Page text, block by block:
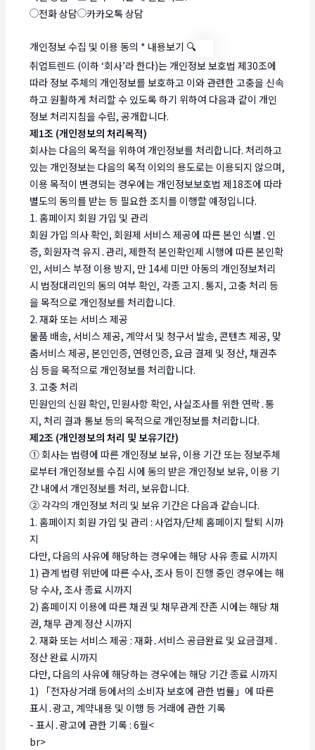
전화 상담
카카오톡 상담
개인정보 수집 및 이용 동의 * 내용보기 🔍
취업트렌드 (이하 ‘회사’라 한다)는 개인정보 보호법 제30조에
따라 정보 주체의 개인정보를 보호하고 이와 관련한 고충을 신속
하고 원활하게 처리할 수 있도록 하기 위하여 다음과 같이 개인
정보 처리지침을 수립, 공개합니다.
제1조 (개인정보의 처리목적)
회사는 다음의 목적을 위하여 개인정보를 처리합니다. 처리하고
있는 개인정보는 다음의 목적 이외의 용도로는 이용되지 않으며,
이용 목적이 변경되는 경우에는 개인정보보호법 제18조에 따라
별도의 동의를 받는 등 필요한 조치를 이행할 예정입니다.
1. 홈페이지 회원 가입 및 관리
회원 가입 의사 확인, 회원제 서비스 제공에 따른 본인 식별․인
증, 회원자격 유지․관리, 제한적 본인확인제 시행에 따른 본인확
인, 서비스 부정 이용 방지, 만 14세 미만 아동의 개인정보처리
시 법정대리인의 동의 여부 확인, 각종 고지․통지, 고충 처리 등
을 목적으로 개인정보를 처리합니다.
2. 재화 또는 서비스 제공
물품 배송, 서비스 제공, 계약서 및 청구서 발송, 콘텐츠 제공, 맞
춤서비스 제공, 본인인증, 연령인증, 요금 결제 및 정산, 채권추
심 등을 목적으로 개인정보를 처리합니다.
3. 고충 처리
민원인의 신원 확인, 민원사항 확인, 사실조사를 위한 연락․통
지, 처리 결과 통보 등의 목적으로 개인정보를 처리합니다.
제2조 (개인정보의 처리 및 보유기간)
① 회사는 법령에 따른 개인정보 보유, 이용 기간 또는 정보주체
로부터 개인정보를 수집 시에 동의 받은 개인정보 보유, 이용 기
간 내에서 개인정보를 처리, 보유합니다.
② 각각의 개인정보 처리 및 보유 기간은 다음과 같습니다.
1. 홈페이지 회원 가입 및 관리 : 사업자/단체 홈페이지 탈퇴 시까
지
다만, 다음의 사유에 해당하는 경우에는 해당 사유 종료 시까지
1) 관계 법령 위반에 따른 수사, 조사 등이 진행 중인 경우에는 해
당 수사, 조사 종료 시까지
2) 홈페이지 이용에 따른 채권 및 채무관계 잔존 시에는 해당 채
권, 채무 관계 정산 시까지
2. 재화 또는 서비스 제공 : 재화․서비스 공급완료 및 요금결제․
정산 완료 시까지
다만, 다음의 사유에 해당하는 경우에는 해당 기간 종료 시까지
1) 「전자상거래 등에서의 소비자 보호에 관한 법률」에 따른
표시․광고, 계약내용 및 이행 등 거래에 관한 기록
- 표시․광고에 관한 기록 : 6월<
br>